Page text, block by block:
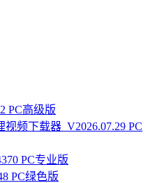
PC高级版
频下载器_V2026.07.29 PC
PC专业版
PC绿色版